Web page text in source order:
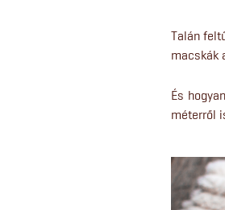
Talán
macskák
És
méterről